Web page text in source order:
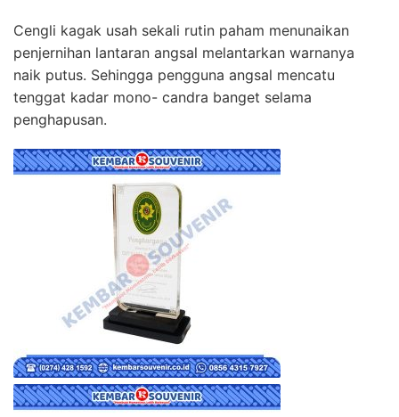
Cengli kagak usah sekali rutin paham menunaikan
penjernihan lantaran angsal melantarkan warnanya
naik putus. Sehingga pengguna angsal mencatu
tenggat kadar mono- candra banget selama
penghapusan.